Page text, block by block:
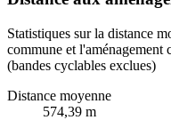
Statistiques sur la distance
commune et l'aménagement
(bandes cyclables exclues)
Distance moyenne
574,39 m